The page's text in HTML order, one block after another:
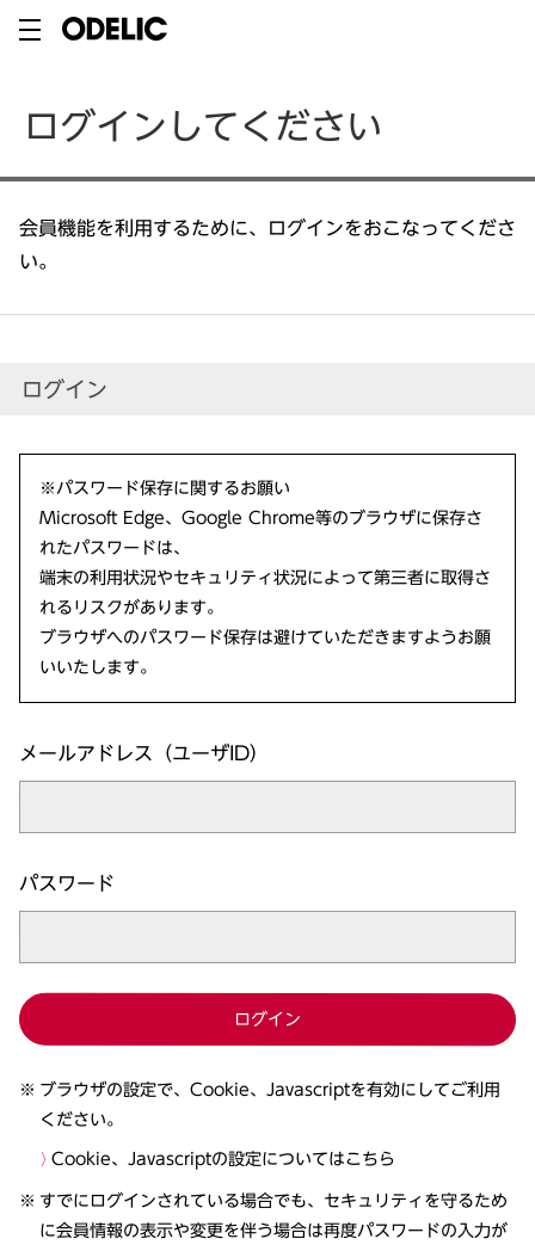
ログインしてください
会員機能を利用するために、ログインをおこなってくださ
い。
ログイン
※パスワード保存に関するお願い
Microsoft Edge、Google Chrome等のブラウザに保存さ
れたパスワードは、
端末の利用状況やセキュリティ状況によって第三者に取得さ
れるリスクがあります。
ブラウザへのパスワード保存は避けていただきますようお願
いいたします。
メールアドレス（ユーザID）
パスワード
ログイン
ブラウザの設定で、Cookie、Javascriptを有効にしてご利用
ください。
Cookie、Javascriptの設定についてはこちら
すでにログインされている場合でも、セキュリティを守るため
に会員情報の表示や変更を伴う場合は再度パスワードの入力が